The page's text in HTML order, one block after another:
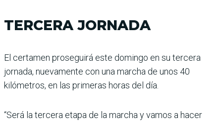
TERCERA JORNADA
El certamen proseguirá este domingo en su tercera
jornada, nuevamente con una marcha de unos 40
kilómetros, en las primeras horas del día.
“Será la tercera etapa de la marcha y vamos a hacer